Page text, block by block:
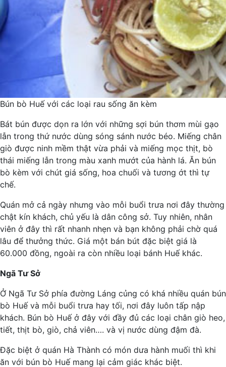
Bún bò Huế với các loại rau sống ăn kèm
Bát bún được dọn ra lớn với những sợi bún thơm mùi gạo
lẫn trong thứ nước dùng sóng sánh nước béo. Miếng chân
giò được ninh mềm thật vừa phải và miếng mọc thịt, bò
thái miếng lẫn trong màu xanh mướt của hành lá. Ăn bún
bò kèm với chút giá sống, hoa chuối và tương ớt thì tự
chế.
Quán mở cả ngày nhưng vào mỗi buổi trưa nơi đây thường
chật kín khách, chủ yếu là dân công sở. Tuy nhiên, nhân
viên ở đây thì rất nhanh nhẹn và bạn không phải chờ quá
lâu để thưởng thức. Giá một bán bút đặc biệt giá là
60.000 đồng, ngoài ra còn nhiều loại bánh Huế khác.
Ngã Tư Sở
Ở Ngã Tư Sở phía đường Láng củng có khá nhiều quán bún
bò Huế và mỗi buổi trưa hay tối, nơi đây luôn tấp nập
khách. Bún bò Huế ở đây với đầy đủ các loại chân giò heo,
tiết, thịt bò, giò, chả viên…. và vị nước dùng đậm đà.
Đặc biệt ở quán Hà Thành có món dưa hành muối thì khi
ăn với bún bò Huế mang lại cảm giác khác biệt.